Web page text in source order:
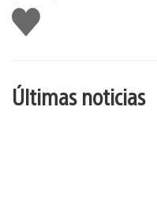
Me
gusta
Últimas noticias